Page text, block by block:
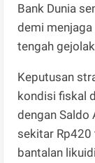
Bank Dunia
demi
tengah
Keputusan
kondisi fiskal
dengan Saldo
sekitar
bantalan